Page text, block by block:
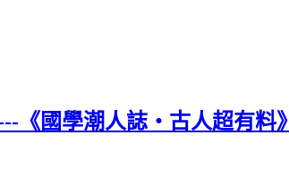
《國學潮人誌‧古人超有料》